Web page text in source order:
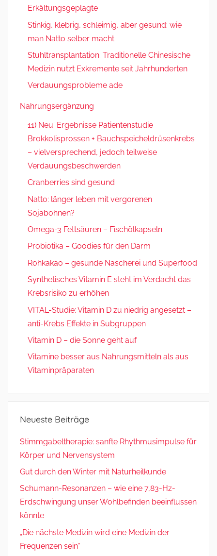
Erkältungsgeplagte
Stinkig, klebrig, schleimig, aber gesund: wie
man Natto selber macht
Stuhltransplantation: Traditionelle Chinesische
Medizin nutzt Exkremente seit Jahrhunderten
Verdauungsprobleme ade
Nahrungsergänzung
11) Neu: Ergebnisse Patientenstudie
Brokkolisprossen + Bauchspeicheldrüsenkrebs
– vielversprechend, jedoch teilweise
Verdauungsbeschwerden
Cranberries sind gesund
Natto: länger leben mit vergorenen
Sojabohnen?
Omega-3 Fettsäuren – Fischölkapseln
Probiotika – Goodies für den Darm
Rohkakao – gesunde Nascherei und Superfood
Synthetisches Vitamin E steht im Verdacht das
Krebsrisiko zu erhöhen
VITAL-Studie: Vitamin D zu niedrig angesetzt –
anti-Krebs Effekte in Subgruppen
Vitamin D – die Sonne geht auf
Vitamine besser aus Nahrungsmitteln als aus
Vitaminpräparaten
Neueste Beiträge
Stimmgabeltherapie: sanfte Rhythmusimpulse für
Körper und Nervensystem
Gut durch den Winter mit Naturheilkunde
Schumann-Resonanzen – wie eine 7,83-Hz-
Erdschwingung unser Wohlbefinden beeinflussen
könnte
„Die nächste Medizin wird eine Medizin der
Frequenzen sein“